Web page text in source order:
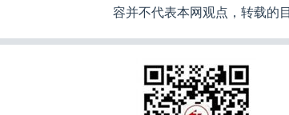
容并不代表本网观点，转载的